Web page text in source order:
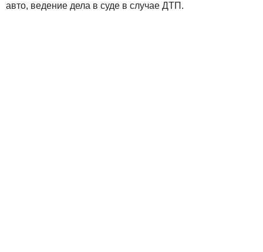
авто, ведение дела в суде в случае ДТП.